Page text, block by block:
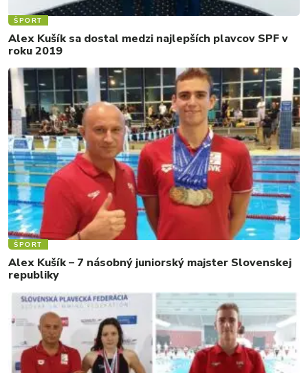
ŠPORT
Alex Kušík sa dostal medzi najlepších plavcov SPF v
roku 2019
ŠPORT
Alex Kušík – 7 násobný juniorský majster Slovenskej
republiky